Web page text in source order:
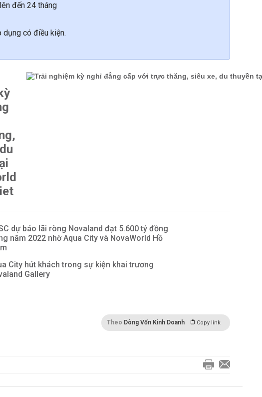
đến 24 tháng
dụng có điều kiện.
dự báo lãi ròng Novaland đạt 5.600 tỷ đồng
năm 2022 nhờ Aqua City và NovaWorld Hồ
City hút khách trong sự kiện khai trương
Gallery
Theo Dòng Vốn Kinh Doanh Copy link